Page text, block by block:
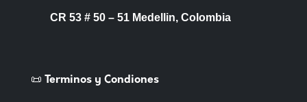
CR 53 # 50 – 51 Medellin, Colombia
📜 Terminos y Condiones